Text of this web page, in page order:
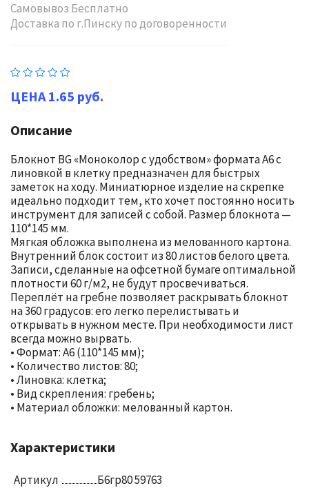
Самовывоз Бесплатно
Доставка по г.Пинску по договоренности
1.65 руб.
Описание
Блокнот BG «Моноколор с удобством» формата А6 с
линовкой в клетку предназначен для быстрых
заметок на ходу. Миниатюрное изделие на скрепке
идеально подходит тем, кто хочет постоянно носить
инструмент для записей с собой. Размер блокнота —
110*145 мм.
Мягкая обложка выполнена из мелованного картона.
Внутренний блок состоит из 80 листов белого цвета.
Записи, сделанные на офсетной бумаге оптимальной
плотности 60 г/м2, не будут просвечиваться.
Переплёт на гребне позволяет раскрывать блокнот
на 360 градусов: его легко перелистывать и
открывать в нужном месте. При необходимости лист
всегда можно вырвать.
• Формат: А6 (110*145 мм);
• Количество листов: 80;
• Линовка: клетка;
• Вид скрепления: гребень;
• Материал обложки: мелованный картон.
Характеристики
Артикул Б6гр80 59763